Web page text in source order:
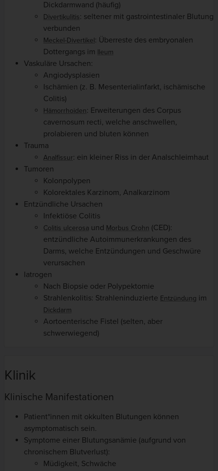
Dickdarmwand (häufig)
Divertikulitis: seltener mit gastrointestinaler Blutung
verbunden
Meckel-Divertikel: Überreste des embryonalen
Dottergangs im Ileum
Vaskuläre Ursachen:
Angiodysplasien
Ischämien (z. B. Mesenterialinfarkt, ischämische
Colitis)
Hämorrhoiden: Erweiterungen des Corpus
cavernosum recti, welche anschwellen,
prolabieren und bluten können
Trauma
Analfissur: ein kleiner Riss in der Analschleimhaut
Tumoren
Kolonpolypen
Kolorektales Karzinom, Analkarzinom
Entzündliche Ursachen
Infektiöse Colitis
Colitis ulcerosa und Morbus Crohn (CED):
entzündliche Autoimmunerkrankungen des
Darms, welche Entzündungen und Geschwüre
verursachen
Iatrogen
Nach Biopsie oder Polypektomie
Strahlenkolitis: Strahleninduzierte Entzündung im
Dickdarm
Aortoenterische Fistel (selten, aber
schwerwiegend)
Klinik
Klinische Manifestationen
Patient*innen mit okkulten Blutungen können
asymptomatisch sein.
Symptome einer Blutungsanämie (aufgrund von
chronischem Blutverlust):
Müdigkeit, Schwäche